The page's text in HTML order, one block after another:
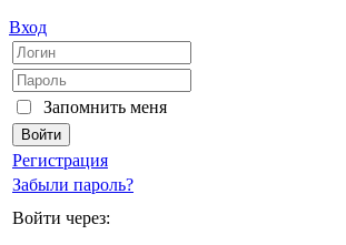
Вход
Запомнить меня
Регистрация
Забыли пароль?
Войти через: